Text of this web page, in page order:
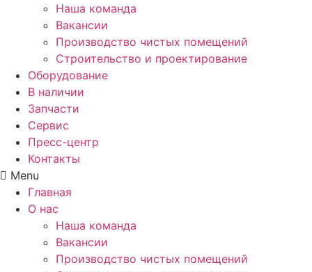
Наша команда
Вакансии
Производство чистых помещений
Строительство и проектирование
Оборудование
В наличии
Запчасти
Сервис
Пресс-центр
Контакты
Menu
Главная
О нас
Наша команда
Вакансии
Производство чистых помещений